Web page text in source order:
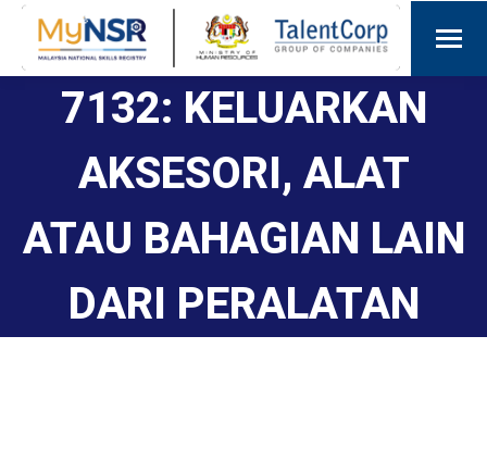
7132: KELUARKAN
AKSESORI, ALAT
ATAU BAHAGIAN LAIN
DARI PERALATAN